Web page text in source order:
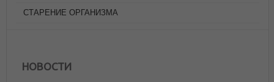
СТАРЕНИЕ ОРГАНИЗМА
НОВОСТИ